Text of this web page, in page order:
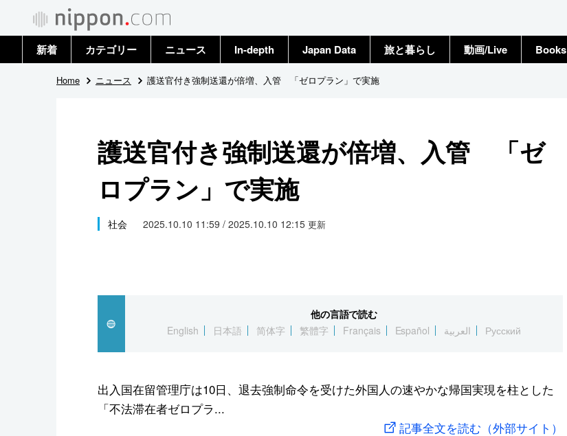
新着 カテゴリー
政治・外交
国際
社会
文化
スポーツ・東京2020
ニュース
トップ
In-depth Japan Data 旅と暮らし 動画/Live Books
Home ニュース 護送官付き強制送還が倍増、入管 「ゼロプラン」で実施
護送官付き強制送還が倍増、入管 「ゼ
ロプラン」で実施
社会 2025.10.10 11:59 / 2025.10.10 12:15 更新
他の言語で読む
English
日本語 简体字 繁體字 Français Español العربية Русский
出入国在留管理庁は10日、退去強制命令を受けた外国人の速やかな帰国実現を柱とした
「不法滞在者ゼロプラ...
記事全文を読む（外部サイト）